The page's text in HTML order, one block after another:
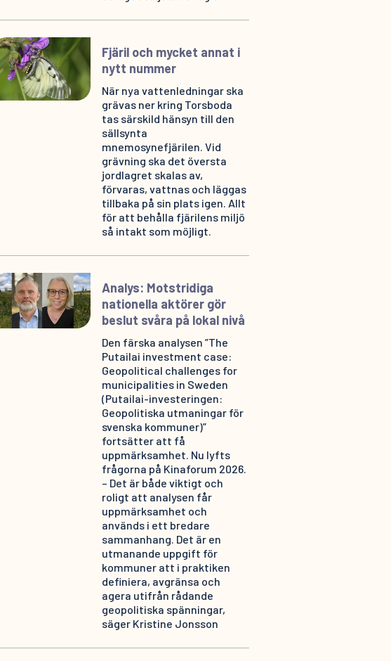
Fjäril och mycket annat i
nytt nummer
När nya vattenledningar ska
grävas ner kring Torsboda
tas särskild hänsyn till den
sällsynta
mnemosynefjärilen. Vid
grävning ska det översta
jordlagret skalas av,
förvaras, vattnas och läggas
tillbaka på sin plats igen. Allt
för att behålla fjärilens miljö
så intakt som möjligt.
Analys: Motstridiga
nationella aktörer gör
beslut svåra på lokal nivå
Den färska analysen ”The
Putailai investment case:
Geopolitical challenges for
municipalities in Sweden
(Putailai-investeringen:
Geopolitiska utmaningar för
svenska kommuner)”
fortsätter att få
uppmärksamhet. Nu lyfts
frågorna på Kinaforum 2026.
– Det är både viktigt och
roligt att analysen får
uppmärksamhet och
används i ett bredare
sammanhang. Det är en
utmanande uppgift för
kommuner att i praktiken
definiera, avgränsa och
agera utifrån rådande
geopolitiska spänningar,
säger Kristine Jonsson